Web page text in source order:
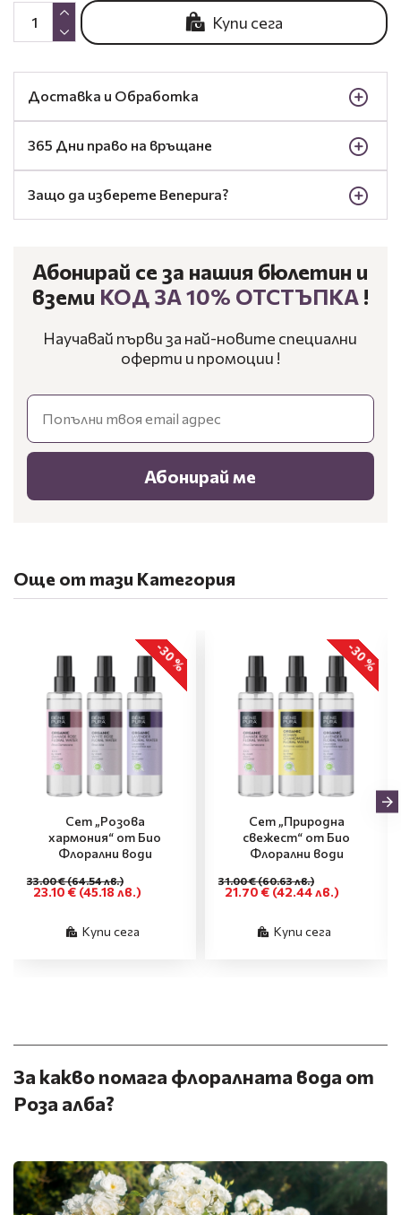
Купи сега
Доставка и Обработка
365 Дни право на връщане
Защо да изберете Benepura?
Абонирай се за нашия бюлетин и
вземи КОД ЗА 10% ОТСТЪПКА !
Научавай първи за най-новите специални
оферти и промоции !
Email
Абонирай ме
Още от тази Категория
-30 %
Сет „Розова
хармония“ от Био
Флорални води
23.10 € (45.18 лв.)
33.00 €(64.54 лв.)
Купи сега
-30 %
Сет „Природна
свежест“ от Био
Флорални води
21.70 € (42.44 лв.)
31.00 €(60.63 лв.)
Купи сега
За какво помага флоралната вода от
Роза алба?